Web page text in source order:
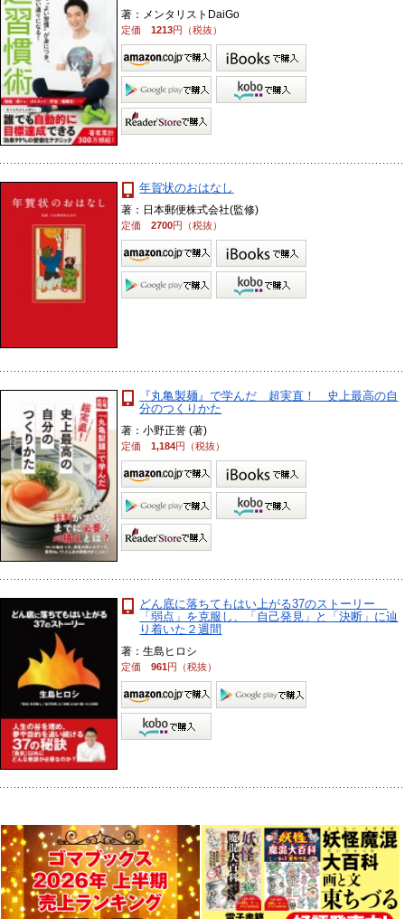
著：メンタリストDaiGo
定価1213円（税抜）
年賀状のおはなし
著：日本郵便株式会社(監修)
定価2700円（税抜）
『丸亀製麺』で学んだ 超実直！ 史上最高の自
分のつくりかた
著：小野正誉 (著)
定価1,184円（税抜）
どん底に落ちてもはい上がる37のストーリー
「弱点」を克服し、「自己発見」と「決断」に辿
り着いた２週間
著：生島ヒロシ
定価961円（税抜）